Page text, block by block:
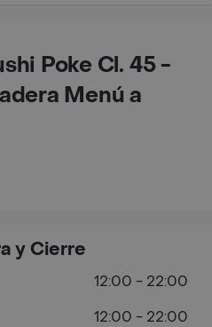
Poke Cl. 45 -
Menú a
y Cierre
12:00 - 22:00
12:00 - 22:00